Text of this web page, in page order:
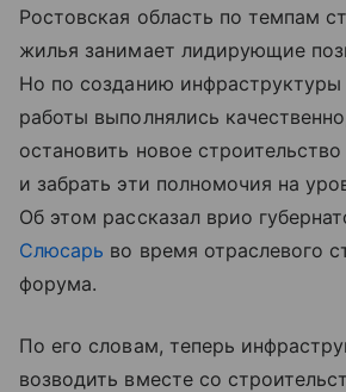
Ростовская область по темпам
жилья занимает лидирующие
Но по созданию инфраструктуры
работы выполнялись
остановить новое
и забрать эти полномочия на
Об этом рассказал врио
Слюсарь во время отраслевого
форума.
По его словам, теперь
возводить вместе со